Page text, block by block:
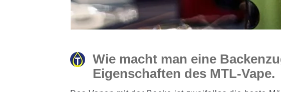
Wie macht man eine
Eigenschaften des MTL-Vape.